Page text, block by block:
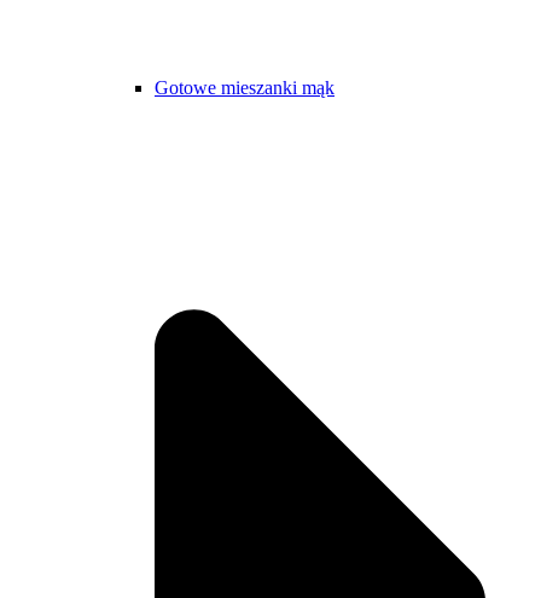
Gotowe mieszanki mąk